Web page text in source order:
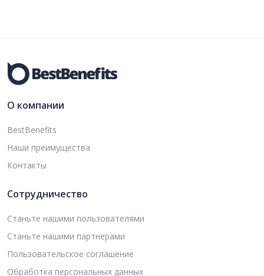
О компании
BestBenefits
Наши преимущества
Контакты
Сотрудничество
Станьте нашими пользователями
Станьте нашими партнерами
Пользовательское соглашение
Обработка персональных данных